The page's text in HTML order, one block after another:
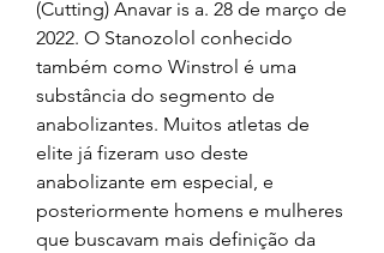
(Cutting) Anavar is a. 28 de março de
2022. O Stanozolol conhecido
também como Winstrol é uma
substância do segmento de
anabolizantes. Muitos atletas de
elite já fizeram uso deste
anabolizante em especial, e
posteriormente homens e mulheres
que buscavam mais definição da